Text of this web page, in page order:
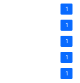
1
1
1
1
1